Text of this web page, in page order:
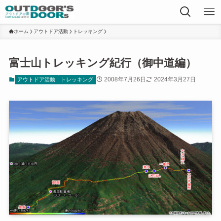
ホーム アウトドア活動 トレッキング
富士山トレッキング紀行（御中道編）
アウトドア活動 トレッキング 2008年7月26日 2024年3月27日